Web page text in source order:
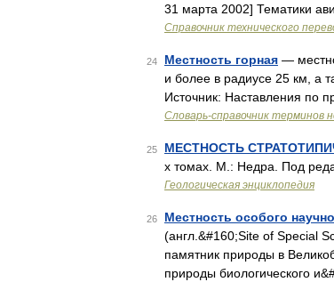
31 марта 2002] Тематики
Справочник технического
24 Местность горная —
и более в радиусе 25 км, а
Источник: Наставления по
Словарь-справочник терминов
25 МЕСТНОСТЬ
х томах. М.: Недра. Под
Геологическая энциклопедия
26 Местность особого
(англ.&#160;Site of Special
памятник природы в
природы биологического